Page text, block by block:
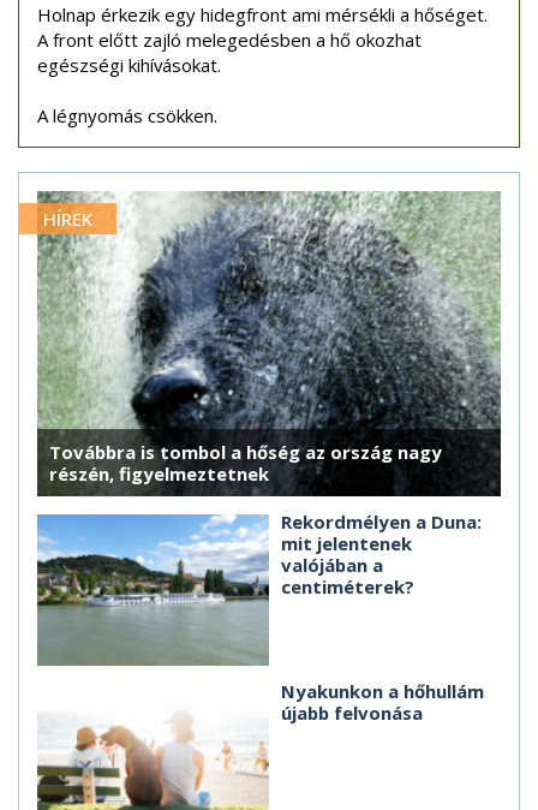
Holnap érkezik egy hidegfront ami mérsékli a hőséget.
A front előtt zajló melegedésben a hő okozhat
egészségi kihívásokat.
A légnyomás csökken.
HÍREK
Továbbra is tombol a hőség az ország nagy
részén, figyelmeztetnek
Rekordmélyen a Duna:
mit jelentenek
valójában a
centiméterek?
Nyakunkon a hőhullám
újabb felvonása